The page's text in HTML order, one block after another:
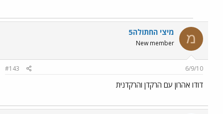
מ מיצי החתולה5
New member
6/9/10
#143
דודו אהרון עם הרקדן והרקדנית